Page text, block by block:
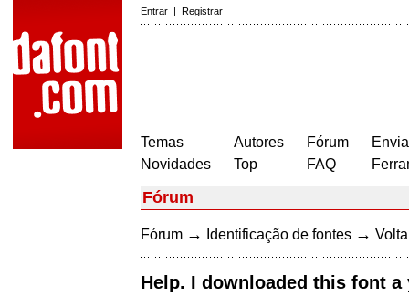
Entrar | Registrar
Temas
Novidades
Autores
Top
Fórum
FAQ
Fórum
Fórum → Identificação de fontes →
Help. I downloaded this font